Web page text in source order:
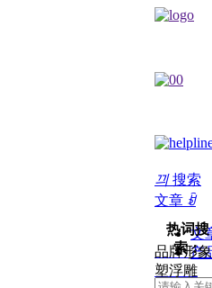
끠 搜索
文章 ꀁ
文
产
热词搜
索：
品牌形象
塑浮雕